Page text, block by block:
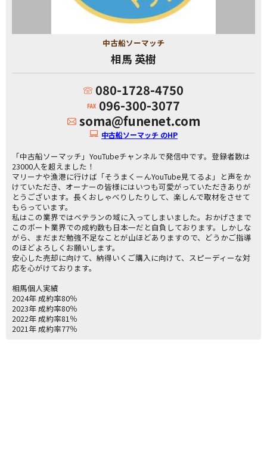
中古船ソーマッチ
相馬 英樹
080-1728-4750
096-300-3077
soma@funenet.com
中古船ソーマッチ のHP
「中古船ソーマッチ」YouTubeチャンネルで発信中です。登録者数は
23000人を超えました！
マリーナや漁港に行けば「そうまくーんYouTube見てるよ」と声をか
けていただき、オーナーの皆様にはいつも可愛がっていただきありが
とうございます。長くおしゃべりしたりして、楽しんで取材をさせて
もらっています。
私はこの業界ではベテランの域に入ってしまいました。おかげさまで
このボート業界での成約数も日本一だと自負しております。しかしな
がら、まだまだ勉強不足なことが山ほどありますので、どうかご指導
のほどよろしくお願いします。
安心した売却に向けて、納得いくご購入に向けて、スピーディーな対
応を心がけております。
相馬個人実績
2024年 成約率80％
2023年 成約率80％
2022年 成約率81％
2021年 成約率77％